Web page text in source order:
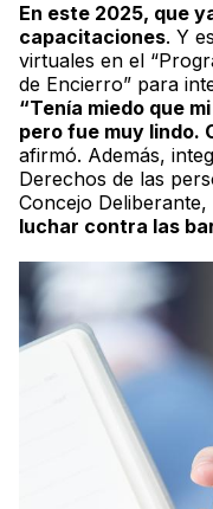
En este 2025, que
capacitaciones. Y
virtuales en el
de Encierro” para
“Tenía miedo que
pero fue muy lindo.
afirmó. Además,
Derechos de las
Concejo Deliberante,
luchar contra las